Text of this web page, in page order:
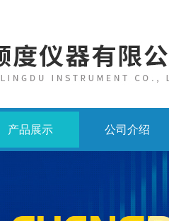
产品展示 公司介绍